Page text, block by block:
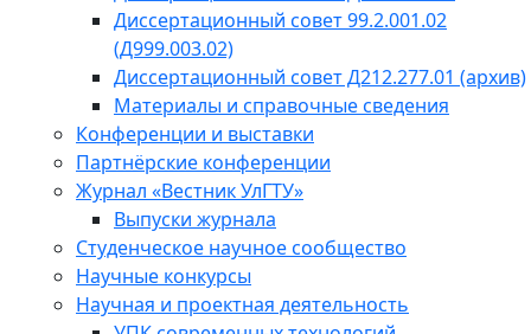
Диссертационный совет 99.2.001.02
(Д999.003.02)
Диссертационный совет Д212.277.01 (архив)
Материалы и справочные сведения
Конференции и выставки
Партнёрские конференции
Журнал «Вестник УлГТУ»
Выпуски журнала
Студенческое научное сообщество
Научные конкурсы
Научная и проектная деятельность